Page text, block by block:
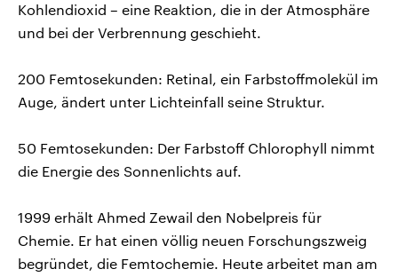
Kohlendioxid – eine Reaktion, die in der Atmosphäre
und bei der Verbrennung geschieht.
200 Femtosekunden: Retinal, ein Farbstoffmolekül im
Auge, ändert unter Lichteinfall seine Struktur.
50 Femtosekunden: Der Farbstoff Chlorophyll nimmt
die Energie des Sonnenlichts auf.
1999 erhält Ahmed Zewail den Nobelpreis für
Chemie. Er hat einen völlig neuen Forschungszweig
begründet, die Femtochemie. Heute arbeitet man am